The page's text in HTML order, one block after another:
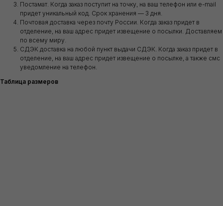
Постамат. Когда заказ поступит на точку, на ваш телефон или e-mail
придет уникальный код. Срок хранения — 3 дня.
Почтовая доставка через почту России. Когда заказ придет в
отделение, на ваш адрес придет извещение о посылки. Доставляем
по всему миру.
СДЭК доставка на любой пункт выдачи СДЭК. Когда заказ придет в
отделение, на ваш адрес придет извещение о посылке, а также смс
уведомление на телефон.
Таблица размеров